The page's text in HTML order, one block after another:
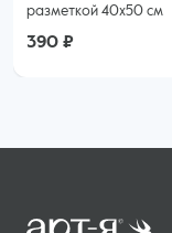
разметкой 40х50 см
390 ₽